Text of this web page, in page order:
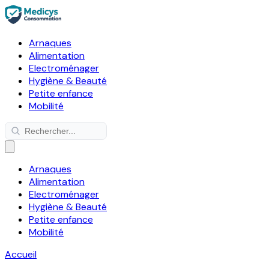
Arnaques
Alimentation
Electroménager
Hygiène & Beauté
Petite enfance
Mobilité
Arnaques
Alimentation
Electroménager
Hygiène & Beauté
Petite enfance
Mobilité
Accueil